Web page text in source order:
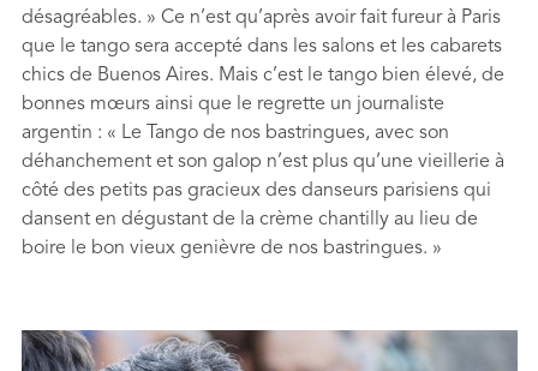
désagréables. » Ce n’est qu’après avoir fait fureur à Paris
que le tango sera accepté dans les salons et les cabarets
chics de Buenos Aires. Mais c’est le tango bien élevé, de
bonnes mœurs ainsi que le regrette un journaliste
argentin : « Le Tango de nos bastringues, avec son
déhanchement et son galop n’est plus qu’une vieillerie à
côté des petits pas gracieux des danseurs parisiens qui
dansent en dégustant de la crème chantilly au lieu de
boire le bon vieux genièvre de nos bastringues. »